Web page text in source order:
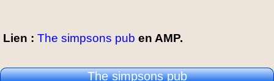
Lien : The simpsons pub en AMP.
The simpsons pub